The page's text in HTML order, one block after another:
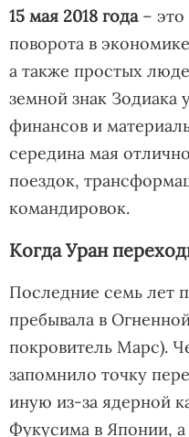
15 мая 2018 года– это
поворота в
а также простых
земной знак Зодиака
финансов и
середина мая
поездок,
командировок.
Когда Уран
Последние семь лет
пребывала в
покровитель Марс).
запомнило точку
иную из-за ядерной
Фукусима в Японии,